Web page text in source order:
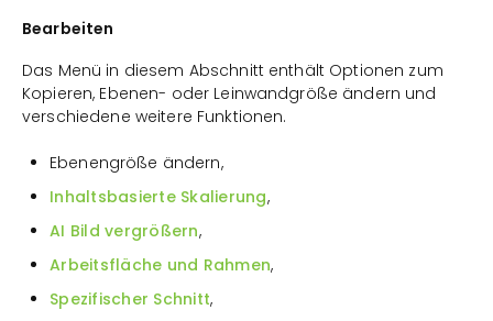
Bearbeiten
Das Menü in diesem Abschnitt enthält Optionen zum
Kopieren, Ebenen- oder Leinwandgröße ändern und
verschiedene weitere Funktionen.
Ebenengröße ändern,
Inhaltsbasierte Skalierung,
AI Bild vergrößern,
Arbeitsfläche und Rahmen,
Spezifischer Schnitt,